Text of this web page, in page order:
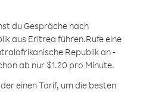
du Gespräche nach
aus Eritrea führen.Rufe eine
Republik an -
ab nur $1.20 pro Minute.
einen Tarif, um die besten